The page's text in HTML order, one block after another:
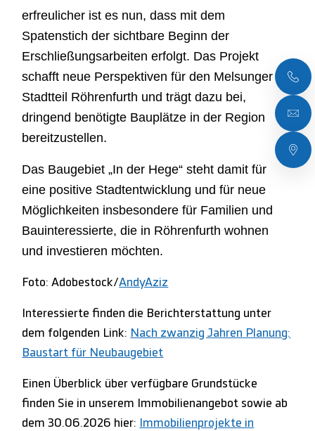
erfreulicher ist es nun, dass mit dem
Spatenstich der sichtbare Beginn der
Erschließungsarbeiten erfolgt. Das Projekt
schafft neue Perspektiven für den Melsunger
Stadtteil Röhrenfurth und trägt dazu bei,
dringend benötigte Bauplätze in der Region
bereitzustellen.
Das Baugebiet „In der Hege“ steht damit für
eine positive Stadtentwicklung und für neue
Möglichkeiten insbesondere für Familien und
Bauinteressierte, die in Röhrenfurth wohnen
und investieren möchten.
Foto: Adobestock/AndyAziz
Interessierte finden die Berichterstattung unter
dem folgenden Link: Nach zwanzig Jahren Planung:
Baustart für Neubaugebiet
Einen Überblick über verfügbare Grundstücke
finden Sie in unserem Immobilienangebot sowie ab
dem 30.06.2026 hier:
Immobilienprojekte in